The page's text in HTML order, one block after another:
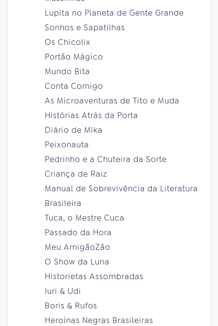
Lupita no Planeta de Gente Grande
Sonhos e Sapatilhas
Os Chicolix
Portão Mágico
Mundo Bita
Conta Comigo
As Microaventuras de Tito e Muda
Histórias Atrás da Porta
Diário de Mika
Peixonauta
Pedrinho e a Chuteira da Sorte
Criança de Raiz
Manual de Sobrevivência da Literatura
Brasileira
Tuca, o Mestre Cuca
Passado da Hora
Meu AmigãoZão
O Show da Luna
Historietas Assombradas
Iuri & Udi
Boris & Rufos
Heroínas Negras Brasileiras